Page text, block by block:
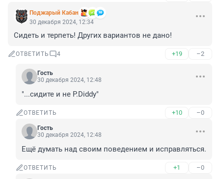
Поджарый Кабан
30 декабря 2024, 12:34
Сидеть и терпеть! Других вариантов не дано!
ОТВЕТИТЬ 4 +19 –2
Гость
30 декабря 2024, 12:48
"...сидите и не P.Diddy"
ОТВЕТИТЬ +10 –0
Гость
30 декабря 2024, 12:48
Ещё думать над своим поведением и исправляться.
ОТВЕТИТЬ +1 –0